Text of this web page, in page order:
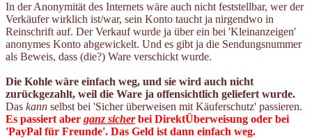
In der Anonymität des Internets wäre auch nicht feststellbar, wer der
Verkäufer wirklich ist/war, sein Konto taucht ja nirgendwo in
Reinschrift auf. Der Verkauf wurde ja über ein bei 'Kleinanzeigen'
anonymes Konto abgewickelt. Und es gibt ja die Sendungsnummer
als Beweis, dass (die?) Ware verschickt wurde.
Die Kohle wäre einfach weg, und sie wird auch nicht
zurückgezahlt, weil die Ware ja offensichtlich geliefert wurde.
Das kann selbst bei 'Sicher überweisen mit Käuferschutz' passieren.
Es passiert aber ganz sicherbei DirektÜberweisung oder bei
'PayPal für Freunde'. Das Geld ist dann einfach weg.